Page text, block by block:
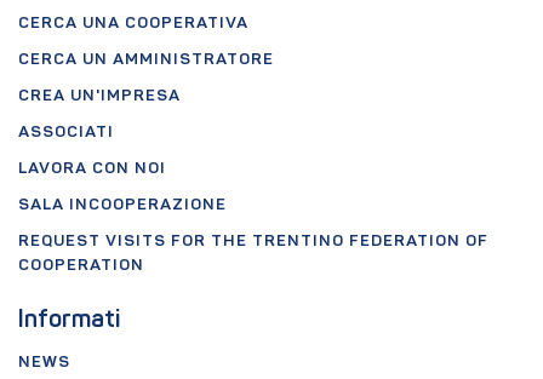
CERCA UNA COOPERATIVA
CERCA UN AMMINISTRATORE
CREA UN'IMPRESA
ASSOCIATI
LAVORA CON NOI
SALA INCOOPERAZIONE
REQUEST VISITS FOR THE TRENTINO FEDERATION OF
COOPERATION
Informati
NEWS